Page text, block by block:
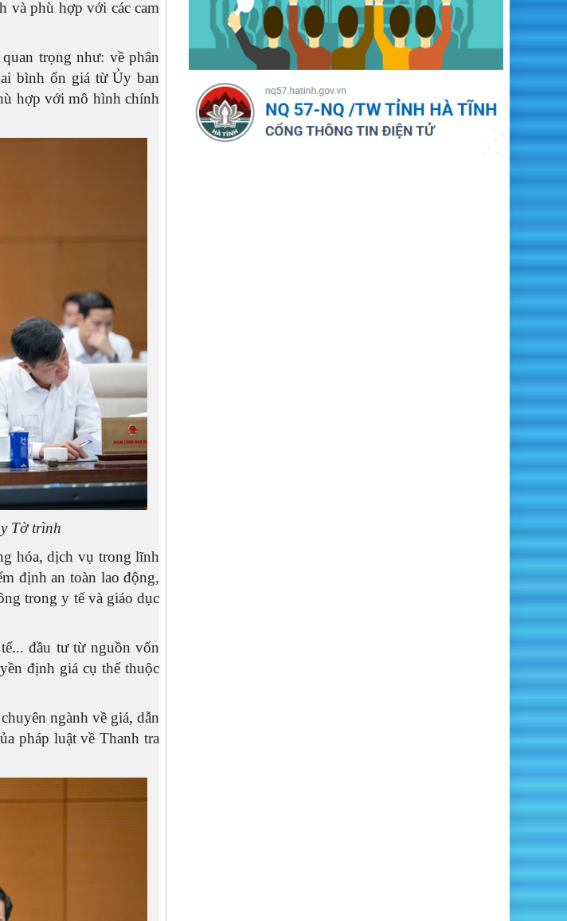
và phù hợp với các cam
trọng như: về phân
bình ổn giá từ Ủy ban
hợp với mô hình chính
Tờ trình
hóa, dịch vụ trong lĩnh
định an toàn lao động,
trong y tế và giáo dục
đầu tư từ nguồn vốn
định giá cụ thể thuộc
ngành về giá, dẫn
pháp luật về Thanh tra